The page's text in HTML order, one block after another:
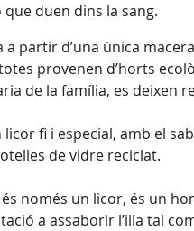
duen dins la sang.
a partir d’una única
provenen d’horts
de la família, es deixen
licor fi i especial, amb el
de vidre reciclat.
només un licor, és un
a assaborir l’illa tal